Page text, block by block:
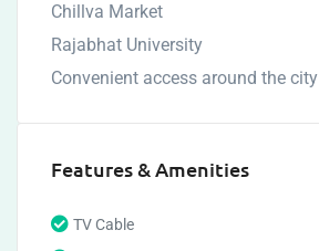
Chillva Market
Rajabhat University
Convenient access around the city
Features & Amenities
TV Cable